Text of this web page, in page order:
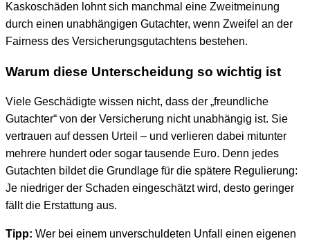
Kaskoschäden lohnt sich manchmal eine Zweitmeinung
durch einen unabhängigen Gutachter, wenn Zweifel an der
Fairness des Versicherungsgutachtens bestehen.
Warum diese Unterscheidung so wichtig ist
Viele Geschädigte wissen nicht, dass der „freundliche
Gutachter“ von der Versicherung nicht unabhängig ist. Sie
vertrauen auf dessen Urteil – und verlieren dabei mitunter
mehrere hundert oder sogar tausende Euro. Denn jedes
Gutachten bildet die Grundlage für die spätere Regulierung:
Je niedriger der Schaden eingeschätzt wird, desto geringer
fällt die Erstattung aus.
Tipp: Wer bei einem unverschuldeten Unfall einen eigenen